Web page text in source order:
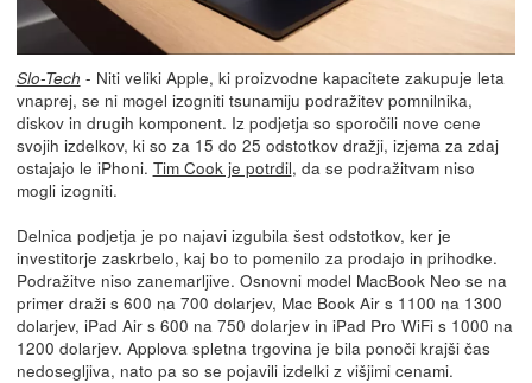
Slo-Tech - Niti veliki Apple, ki proizvodne kapacitete zakupuje leta
vnaprej, se ni mogel izogniti tsunamiju podražitev pomnilnika,
diskov in drugih komponent. Iz podjetja so sporočili nove cene
svojih izdelkov, ki so za 15 do 25 odstotkov dražji, izjema za zdaj
ostajajo le iPhoni. Tim Cook je potrdil, da se podražitvam niso
mogli izogniti.
Delnica podjetja je po najavi izgubila šest odstotkov, ker je
investitorje zaskrbelo, kaj bo to pomenilo za prodajo in prihodke.
Podražitve niso zanemarljive. Osnovni model MacBook Neo se na
primer draži s 600 na 700 dolarjev, Mac Book Air s 1100 na 1300
dolarjev, iPad Air s 600 na 750 dolarjev in iPad Pro WiFi s 1000 na
1200 dolarjev. Applova spletna trgovina je bila ponoči krajši čas
nedosegljiva, nato pa so se pojavili izdelki z višjimi cenami.